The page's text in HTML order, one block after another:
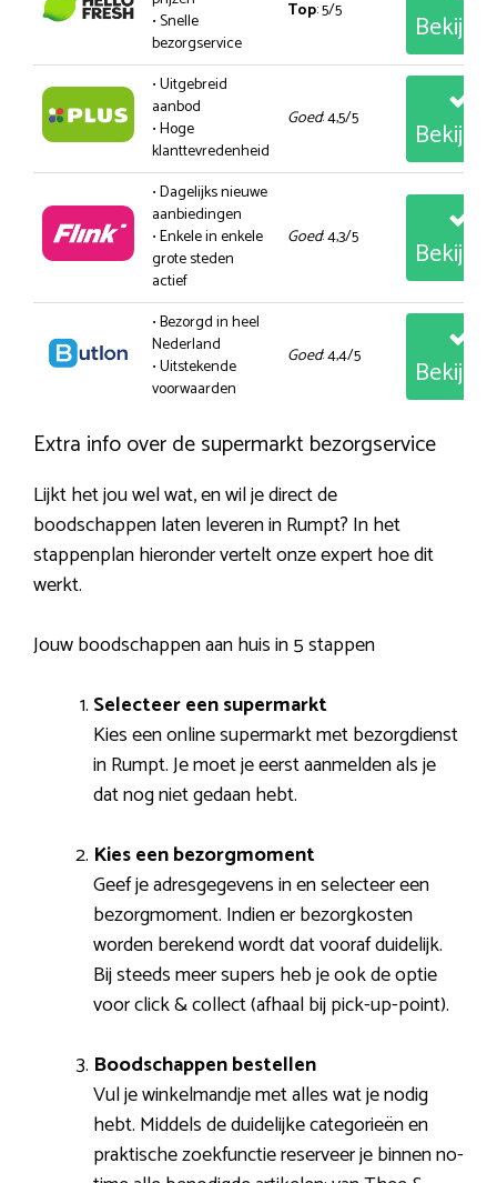
• Snelle
bezorgservice
Top: 5/5
• Uitgebreid
aanbod
• Hoge
klanttevredenheid
Goed: 4,5/5
• Dagelijks nieuwe
aanbiedingen
• Enkele in enkele
grote steden
actief
Goed: 4,3/5
• Bezorgd in heel
Nederland
• Uitstekende
voorwaarden
Goed: 4,4/5
Extra info over de supermarkt bezorgservice
Lijkt het jou wel wat, en wil je direct de
boodschappen laten leveren in Rumpt? In het
stappenplan hieronder vertelt onze expert hoe dit
werkt.
Jouw boodschappen aan huis in 5 stappen
Selecteer een supermarkt
Kies een online supermarkt met bezorgdienst
in Rumpt. Je moet je eerst aanmelden als je
dat nog niet gedaan hebt.
Kies een bezorgmoment
Geef je adresgegevens in en selecteer een
bezorgmoment. Indien er bezorgkosten
worden berekend wordt dat vooraf duidelijk.
Bij steeds meer supers heb je ook de optie
voor click & collect (afhaal bij pick-up-point).
Boodschappen bestellen
Vul je winkelmandje met alles wat je nodig
hebt. Middels de duidelijke categorieën en
praktische zoekfunctie reserveer je binnen no-